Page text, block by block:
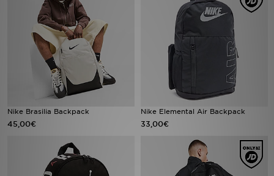
Nike Brasilia Backpack
45,00€
Nike Elemental Air Backpack
33,00€